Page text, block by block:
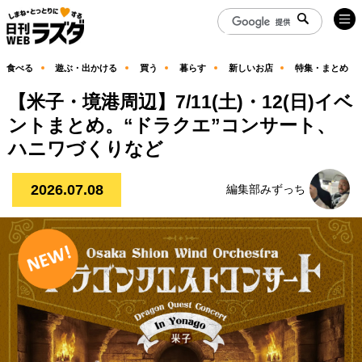
食べる 遊ぶ・出かける 買う 暮らす 新しいお店 特集・まとめ
【米子・境港周辺】7/11(土)・12(日)イベ
ントまとめ。“ドラクエ”コンサート、
ハニワづくりなど
2026.07.08 編集部みずっち